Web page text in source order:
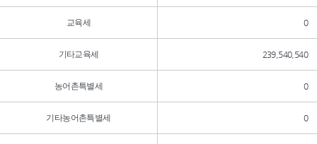
교육세 0
기타교육세 239,540,540
농어촌특별세 0
기타농어촌특별세 0